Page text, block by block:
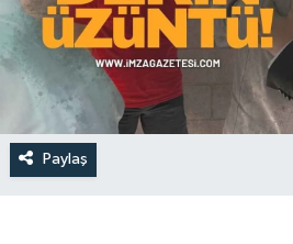
Paylaş